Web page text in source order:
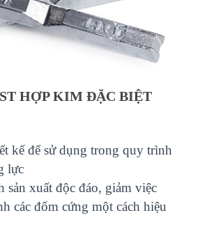
HỢP KIM ĐẶC BIỆT
kế để sử dụng trong quy trình
lực
sản xuất độc đáo, giảm việc
các đốm cứng một cách hiệu